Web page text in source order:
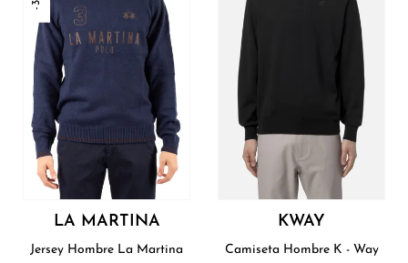
LA MARTINA
Jersey Hombre La Martina
KWAY
Camiseta Hombre K - Way